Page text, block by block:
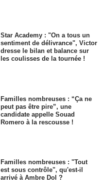
Star Academy : "On a tous un
sentiment de délivrance", Victor
dresse le bilan et balance sur
les coulisses de la tournée !
Familles nombreuses : “Ça ne
peut pas être pire”, une
candidate appelle Souad
Romero à la rescousse !
Familles nombreuses : "Tout
est sous contrôle", qu'est-il
arrivé à Ambre Dol ?